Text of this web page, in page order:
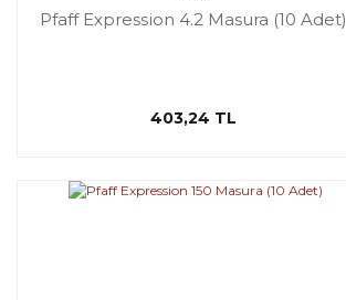
Pfaff Expression 4.2 Masura (10 Adet)
403,24 TL